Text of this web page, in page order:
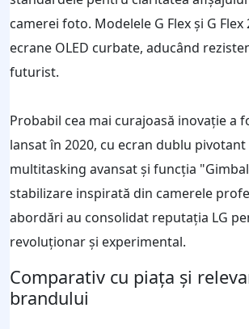
camerei foto. Modelele G Flex și G
ecrane OLED curbate, aducând
futurist.
Probabil cea mai curajoasă inovație a
lansat în 2020, cu ecran dublu
multitasking avansat și funcția
stabilizare inspirată din camerele
abordări au consolidat reputația LG
revoluționar și experimental.
Comparativ cu piața și
brandului